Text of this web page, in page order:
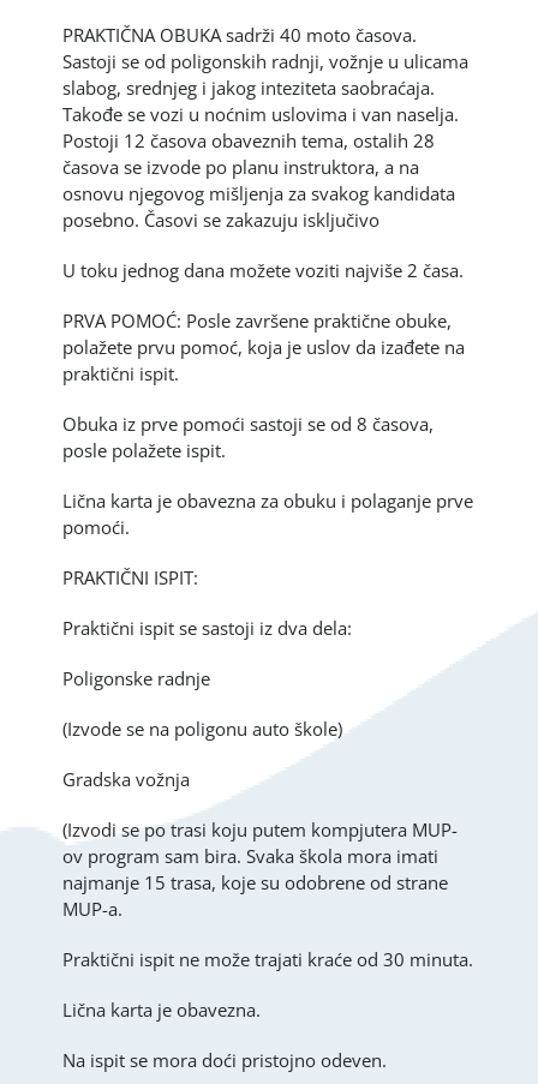
PRAKTIČNA OBUKA sadrži 40 moto časova.
Sastoji se od poligonskih radnji, vožnje u ulicama
slabog, srednjeg i jakog inteziteta saobraćaja.
Takođe se vozi u noćnim uslovima i van naselja.
Postoji 12 časova obaveznih tema, ostalih 28
časova se izvode po planu instruktora, a na
osnovu njegovog mišljenja za svakog kandidata
posebno. Časovi se zakazuju isključivo
U toku jednog dana možete voziti najviše 2 časa.
PRVA POMOĆ: Posle završene praktične obuke,
polažete prvu pomoć, koja je uslov da izađete na
praktični ispit.
Obuka iz prve pomoći sastoji se od 8 časova,
posle polažete ispit.
Lična karta je obavezna za obuku i polaganje prve
pomoći.
PRAKTIČNI ISPIT:
Praktični ispit se sastoji iz dva dela:
Poligonske radnje
(Izvode se na poligonu auto škole)
Gradska vožnja
(Izvodi se po trasi koju putem kompjutera MUP-
ov program sam bira. Svaka škola mora imati
najmanje 15 trasa, koje su odobrene od strane
MUP-a.
Praktični ispit ne može trajati kraće od 30 minuta.
Lična karta je obavezna.
Na ispit se mora doći pristojno odeven.